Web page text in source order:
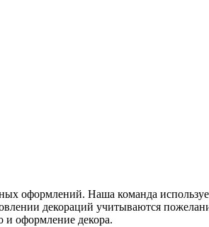
оформлений. Наша команда
декораций учитываются
и оформление декора.